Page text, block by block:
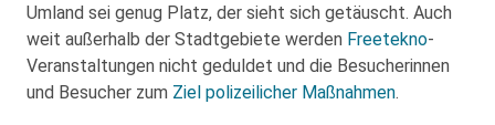
Umland sei genug Platz, der sieht sich getäuscht. Auch
weit außerhalb der Stadtgebiete werden Freetekno-
Veranstaltungen nicht geduldet und die Besucherinnen
und Besucher zum Ziel polizeilicher Maßnahmen.